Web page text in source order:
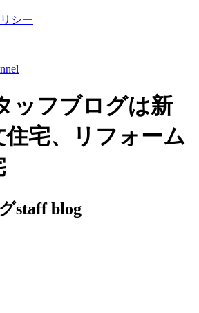
シー
ッフブログは新
宅、リフォーム
staff blog